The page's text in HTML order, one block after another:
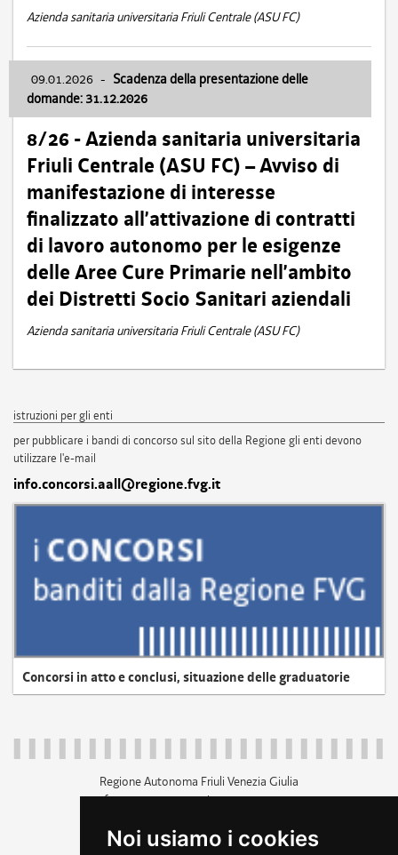
Noi usiamo i cookies
Azienda sanitaria universitaria Friuli Centrale (ASU FC)
09.01.2026 - Scadenza della presentazione delle
domande: 31.12.2026
8/26 - Azienda sanitaria universitaria
Friuli Centrale (ASU FC) – Avviso di
manifestazione di interesse
finalizzato all’attivazione di contratti
di lavoro autonomo per le esigenze
delle Aree Cure Primarie nell’ambito
dei Distretti Socio Sanitari aziendali
Azienda sanitaria universitaria Friuli Centrale (ASU FC)
istruzioni per gli enti
per pubblicare i bandi di concorso sul sito della Regione gli enti devono
utilizzare l'e-mail
info.concorsi.aall@regione.fvg.it
Concorsi in atto e conclusi, situazione delle graduatorie
Regione Autonoma Friuli Venezia Giulia
c.f. 80014930327; p.iva 00526040324
+39 040 3771111